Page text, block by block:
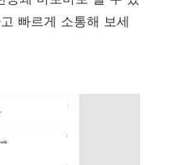
빠르게 소통해 보세